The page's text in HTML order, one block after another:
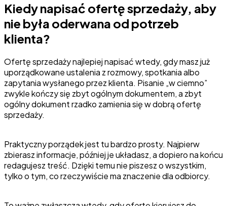
Kiedy napisać ofertę sprzedaży, aby
nie była oderwana od potrzeb
klienta?
Ofertę sprzedaży najlepiej napisać wtedy, gdy masz już
uporządkowane ustalenia z rozmowy, spotkania albo
zapytania wysłanego przez klienta. Pisanie „w ciemno”
zwykle kończy się zbyt ogólnym dokumentem, a zbyt
ogólny dokument rzadko zamienia się w dobrą ofertę
sprzedaży.
Praktyczny porządek jest tu bardzo prosty. Najpierw
zbierasz informacje, później je układasz, a dopiero na końcu
redagujesz treść. Dzięki temu nie piszesz o wszystkim,
tylko o tym, co rzeczywiście ma znaczenie dla odbiorcy.